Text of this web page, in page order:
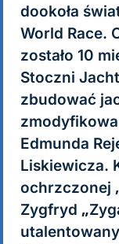
dookoła
World Race.
zostało 10
Stoczni
zbudować
Edmunda
Liskiewicza.
ochrzczonej
Zygfryd